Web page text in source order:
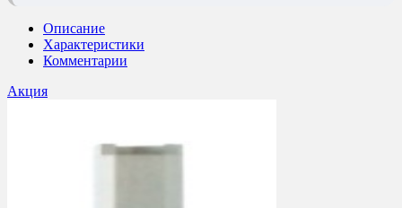
Описание
Характеристики
Комментарии
Акция